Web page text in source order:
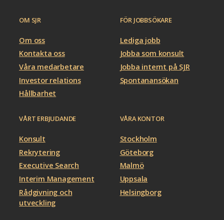
OM SJR
Om oss
Kontakta oss
Våra medarbetare
Investor relations
Hållbarhet
FÖR JOBBSÖKARE
Lediga jobb
Jobba som konsult
Jobba internt på SJR
Spontanansökan
VÅRT ERBJUDANDE
Konsult
Rekrytering
Executive Search
Interim Management
Rådgivning och
utveckling
VÅRA KONTOR
Stockholm
Göteborg
Malmö
Uppsala
Helsingborg